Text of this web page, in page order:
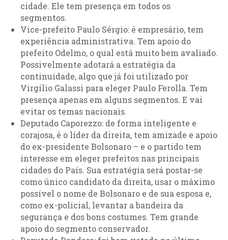
cidade. Ele tem presença em todos os
segmentos.
Vice-prefeito Paulo Sérgio: é empresário, tem
experiência administrativa. Tem apoio do
prefeito Odelmo, o qual está muito bem avaliado.
Possivelmente adotará a estratégia da
continuidade, algo que já foi utilizado por
Virgílio Galassi para eleger Paulo Ferolla. Tem
presença apenas em alguns segmentos. E vai
evitar os temas nacionais.
Deputado Caporezzo: de forma inteligente e
corajosa, é o líder da direita, tem amizade e apoio
do ex-presidente Bolsonaro – e o partido tem
interesse em eleger prefeitos nas principais
cidades do País. Sua estratégia será postar-se
como único candidato da direita, usar o máximo
possível o nome de Bolsonaro e de sua esposa e,
como ex-policial, levantar a bandeira da
segurança e dos bons costumes. Tem grande
apoio do segmento conservador.